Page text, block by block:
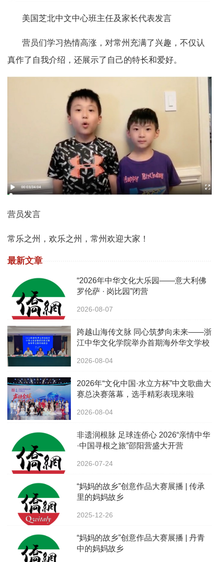
美国芝北中文中心班主任及家长代表发言
营员们学习热情高涨，对常州充满了兴趣，不仅认
真作了自我介绍，还展示了自己的特长和爱好。
营员发言
常乐之州，欢乐之州，常州欢迎大家！
最新文章
“2026年中华文化大乐园——意大利佛
罗伦萨 · 岗比园”闭营
2026-08-07
跨越山海传文脉 同心筑梦向未来——浙
江中华文化学院举办首期海外华文学校
2026-08-04
2026年“文化中国·水立方杯”中文歌曲大
赛总决赛落幕，选手精彩表现来啦
2026-08-04
非遗润根脉 足球连侨心 2026“亲情中华
·中国寻根之旅”邵阳营盛大开营
2026-07-24
“妈妈的故乡”创意作品大赛展播 | 传承
里的妈妈故乡
2025-12-26
“妈妈的故乡”创意作品大赛展播 | 丹青
中的妈妈故乡